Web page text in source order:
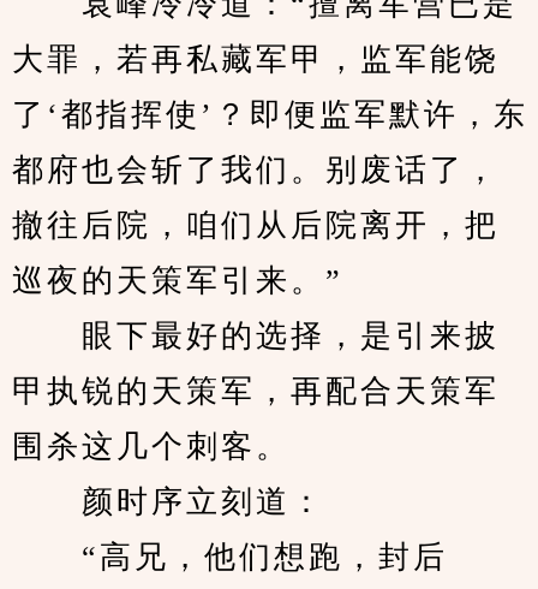
大罪，若再私藏军甲，监军能饶
了‘都指挥使’？即便监军默许，东
都府也会斩了我们。别废话了，
撤往后院，咱们从后院离开，把
巡夜的天策军引来。”
眼下最好的选择，是引来披
甲执锐的天策军，再配合天策军
围杀这几个刺客。
颜时序立刻道：
“高兄，他们想跑，封后